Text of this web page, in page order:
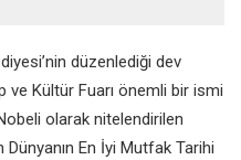
düzenlediği dev
ve Kültür Fuarı önemli bir ismi
olarak nitelendirilen
En İyi Mutfak Tarihi